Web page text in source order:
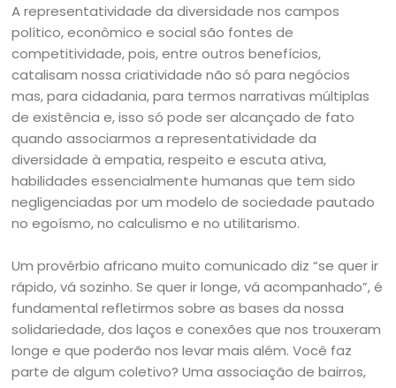
A representatividade da diversidade nos campos
político, econômico e social são fontes de
competitividade, pois, entre outros benefícios,
catalisam nossa criatividade não só para negócios
mas, para cidadania, para termos narrativas múltiplas
de existência e, isso só pode ser alcançado de fato
quando associarmos a representatividade da
diversidade à empatia, respeito e escuta ativa,
habilidades essencialmente humanas que tem sido
negligenciadas por um modelo de sociedade pautado
no egoísmo, no calculismo e no utilitarismo.
Um provérbio africano muito comunicado diz “se quer ir
rápido, vá sozinho. Se quer ir longe, vá acompanhado”, é
fundamental refletirmos sobre as bases da nossa
solidariedade, dos laços e conexões que nos trouxeram
longe e que poderão nos levar mais além. Você faz
parte de algum coletivo? Uma associação de bairros,